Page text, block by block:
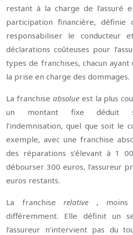
restant à la charge de l’assuré
participation financière,
responsabiliser le
déclarations coûteuses pour
types de franchises, chacun
la prise en charge des dommages.
La franchise absolue est la plus
un montant fixe déduit
l’indemnisation, quel que soit le
exemple, avec une franchise
des réparations s’élevant à 1
débourser 300 euros, l’assureur
euros restants.
La franchise relative , moins
différemment. Elle définit un
l’assureur n’intervient pas du